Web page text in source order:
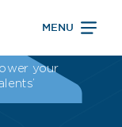
MENU
your